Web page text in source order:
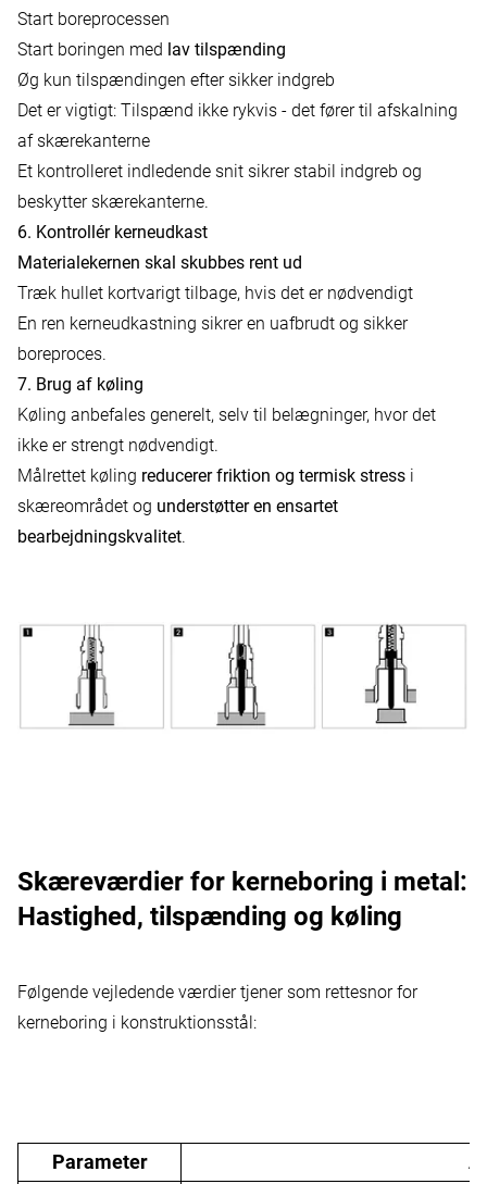
Start boreprocessen
Start boringen med lav tilspænding
Øg kun tilspændingen efter sikker indgreb
Det er vigtigt: Tilspænd ikke rykvis - det fører til afskalning
af skærekanterne
Et kontrolleret indledende snit sikrer stabil indgreb og
beskytter skærekanterne.
6. Kontrollér kerneudkast
Materialekernen skal skubbes rent ud
Træk hullet kortvarigt tilbage, hvis det er nødvendigt
En ren kerneudkastning sikrer en uafbrudt og sikker
boreproces.
7. Brug af køling
Køling anbefales generelt, selv til belægninger, hvor det
ikke er strengt nødvendigt.
Målrettet køling reducerer friktion og termisk stress i
skæreområdet og understøtter en ensartet
bearbejdningskvalitet.
Skæreværdier for kerneboring i metal:
Hastighed, tilspænding og køling
Følgende vejledende værdier tjener som rettesnor for
kerneboring i konstruktionsstål:
Parameter